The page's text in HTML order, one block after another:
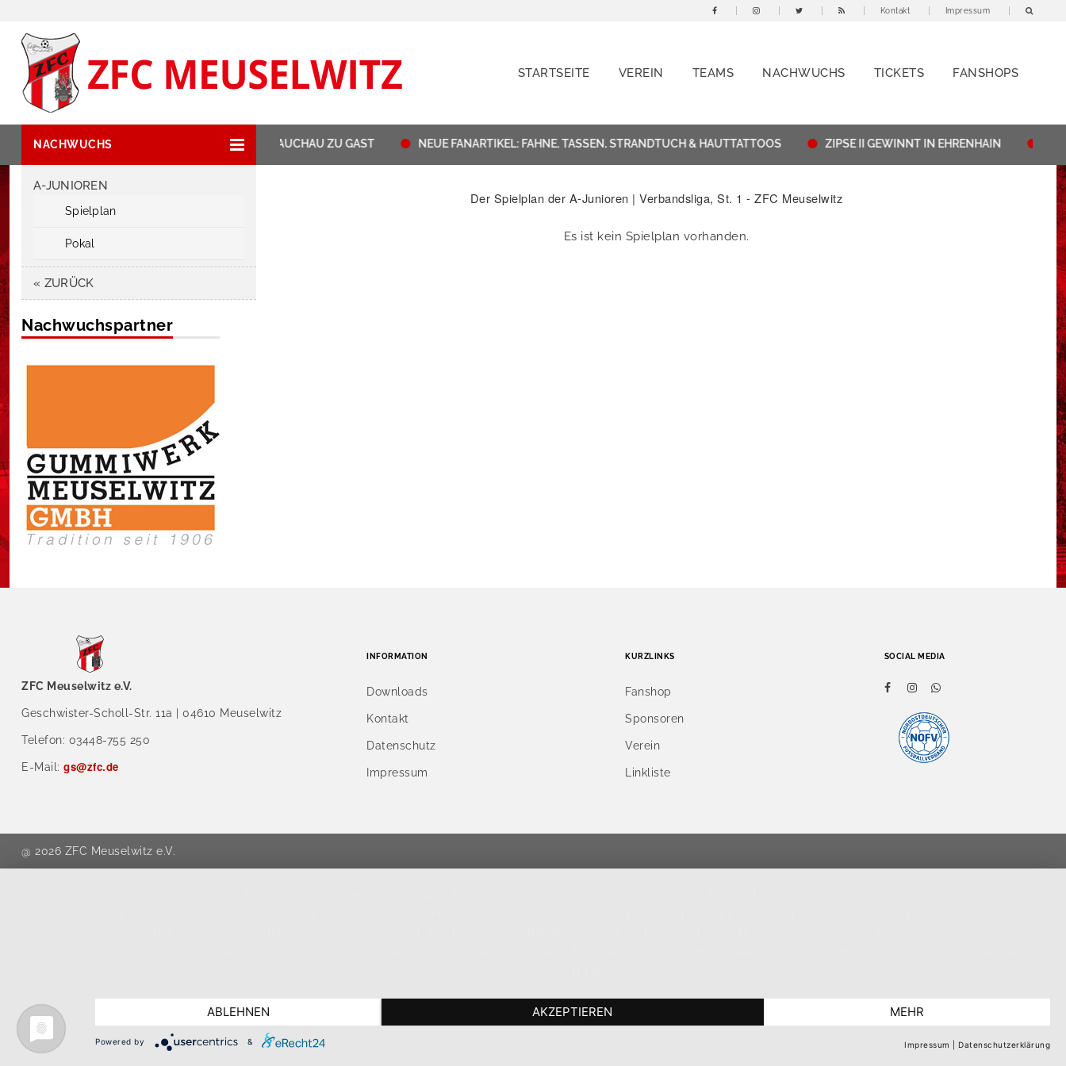
Kontakt Impressum
STARTSEITE VEREIN TEAMS NACHWUCHS TICKETS FANSHOPS
NACHWUCHS
NEWSTICKER: ZIPSE HAT GLAUCHAU ZU GAST NEUE FANARTIKEL: FAHNE, TASSEN, STRANDTUCH & HAUTTATTOOS ZIPSE II GEWINNT IN EHRENHAIN
A-JUNIOREN
Spielplan
Pokal
« ZURÜCK
Nachwuchspartner
Der Spielplan der A-Junioren | Verbandsliga, St. 1 - ZFC Meuselwitz
Es ist kein Spielplan vorhanden.
ABLEHNEN AKZEPTIEREN MEHR
Powered by & Impressum Datenschutzerklärung
ZFC Meuselwitz e.V.
Geschwister-Scholl-Str. 11a | 04610 Meuselwitz
Telefon: 03448-755 250
E-Mail: gs@zfc.de
INFORMATION
Downloads
Kontakt
Datenschutz
Impressum
KURZLINKS
Fanshop
Sponsoren
Verein
Linkliste
SOCIAL MEDIA
@ 2026 ZFC Meuselwitz e.V.